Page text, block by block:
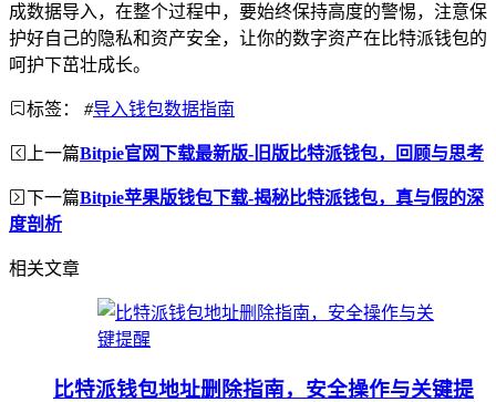
成数据导入，在整个过程中，要始终保持高度的警惕，注意保
护好自己的隐私和资产安全，让你的数字资产在比特派钱包的
呵护下茁壮成长。
标签： #导入钱包数据指南
上一篇Bitpie官网下载最新版-旧版比特派钱包，回顾与思考
下一篇Bitpie苹果版钱包下载-揭秘比特派钱包，真与假的深
度剖析
相关文章
比特派钱包地址删除指南，安全操作与关键提